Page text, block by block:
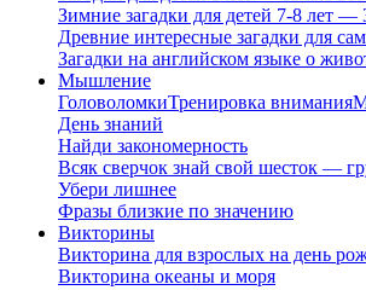
Зимние загадки для детей 7-8 лет —
Древние интересные загадки для
Загадки на английском языке о
Мышление
ГоловоломкиТренировка внимания
День знаний
Найди закономерность
Всяк сверчок знай свой шесток —
Убери лишнее
Фразы близкие по значению
Викторины
Викторина для взрослых на день
Викторина океаны и моря